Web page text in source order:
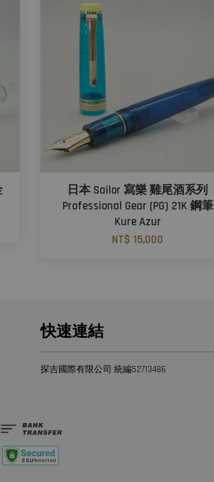
日本 Sailor 寫樂 雞尾酒系列
Professional Gear (PG) 21K 鋼筆
Kure Azur
NT$ 15,000
快速連結
探吉國際有限公司 統編52713486